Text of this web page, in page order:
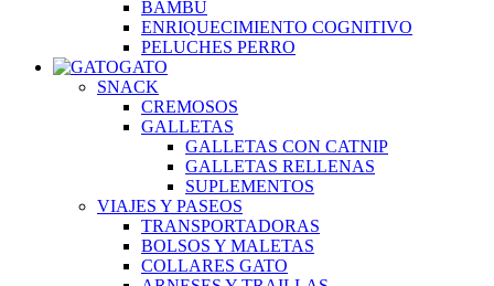
BAMBÚ
ENRIQUECIMIENTO COGNITIVO
PELUCHES PERRO
GATO
SNACK
CREMOSOS
GALLETAS
GALLETAS CON CATNIP
GALLETAS RELLENAS
SUPLEMENTOS
VIAJES Y PASEOS
TRANSPORTADORAS
BOLSOS Y MALETAS
COLLARES GATO